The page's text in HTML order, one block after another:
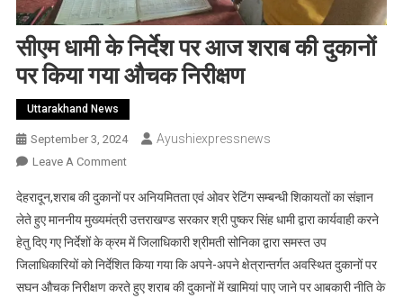
सीएम धामी के निर्देश पर आज शराब की दुकानों
पर किया गया औचक निरीक्षण
Uttarakhand News
September 3, 2024 Ayushiexpressnews
Leave A CommentOn
धामी
के
निर्देश
पर
आज
देहरादून,शराब की दुकानों पर अनियमितता एवं ओवर रेटिंग सम्बन्धी शिकायतों का संज्ञान
लेते हुए माननीय मुख्यमंत्री उत्तराखण्ड सरकार श्री पुष्कर सिंह धामी द्वारा कार्यवाही करने
हेतु दिए गए निर्देशों के क्रम में जिलाधिकारी श्रीमती सोनिका द्वारा समस्त उप
जिलाधिकारियों को निर्देशित किया गया कि अपने-अपने क्षेत्रान्तर्गत अवस्थित दुकानों पर
सघन औचक निरीक्षण करते हुए शराब की दुकानों में खामियां पाए जाने पर आबकारी नीति के